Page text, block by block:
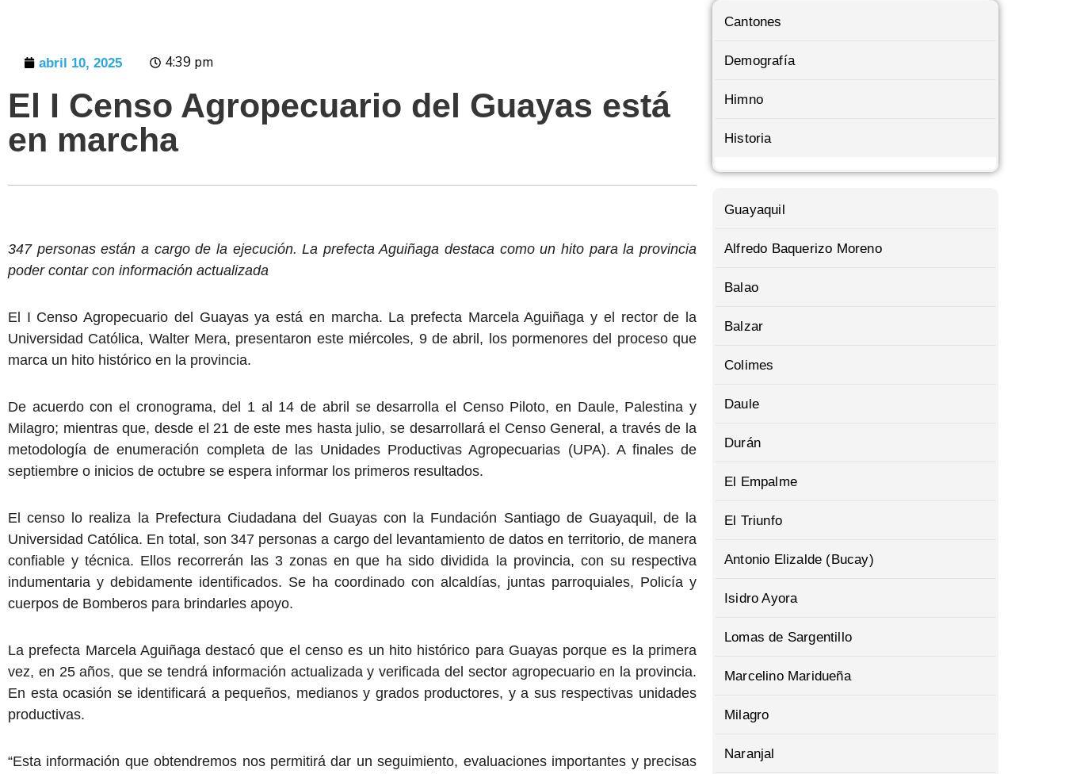
abril 10, 2025 4:39 pm
El I Censo Agropecuario del Guayas está
en marcha
347 personas están a cargo de la ejecución. La prefecta Aguiñaga destaca como un hito para la provincia
poder contar con información actualizada
El I Censo Agropecuario del Guayas ya está en marcha. La prefecta Marcela Aguiñaga y el rector de la
Universidad Católica, Walter Mera, presentaron este miércoles, 9 de abril, los pormenores del proceso que
marca un hito histórico en la provincia.
De acuerdo con el cronograma, del 1 al 14 de abril se desarrolla el Censo Piloto, en Daule, Palestina y
Milagro; mientras que, desde el 21 de este mes hasta julio, se desarrollará el Censo General, a través de la
metodología de enumeración completa de las Unidades Productivas Agropecuarias (UPA). A finales de
septiembre o inicios de octubre se espera informar los primeros resultados.
El censo lo realiza la Prefectura Ciudadana del Guayas con la Fundación Santiago de Guayaquil, de la
Universidad Católica. En total, son 347 personas a cargo del levantamiento de datos en territorio, de manera
confiable y técnica. Ellos recorrerán las 3 zonas en que ha sido dividida la provincia, con su respectiva
indumentaria y debidamente identificados. Se ha coordinado con alcaldías, juntas parroquiales, Policía y
cuerpos de Bomberos para brindarles apoyo.
La prefecta Marcela Aguiñaga destacó que el censo es un hito histórico para Guayas porque es la primera
vez, en 25 años, que se tendrá información actualizada y verificada del sector agropecuario en la provincia.
En esta ocasión se identificará a pequeños, medianos y grados productores, y a sus respectivas unidades
productivas.
“Esta información que obtendremos nos permitirá dar un seguimiento, evaluaciones importantes y precisas
Cantones
Demografía
Himno
Historia
Guayaquil
Alfredo Baquerizo Moreno
Balao
Balzar
Colimes
Daule
Durán
El Empalme
El Triunfo
Antonio Elizalde (Bucay)
Isidro Ayora
Lomas de Sargentillo
Marcelino Maridueña
Milagro
Naranjal